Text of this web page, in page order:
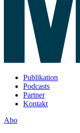
Publikation
Podcasts
Partner
Kontakt
Abo